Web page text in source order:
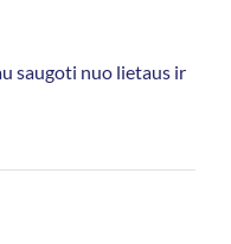
saugoti nuo lietaus ir